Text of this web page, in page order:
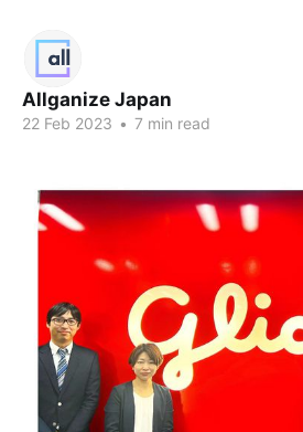
Allganize Japan
22 Feb 2023 • 7 min read